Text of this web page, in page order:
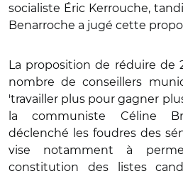
socialiste Éric Kerrouche,
Benarroche a jugé cette
La proposition de réduire de
nombre de conseillers
'travailler plus pour gagner
la communiste Céline
déclenché les foudres des
vise notamment à
constitution des listes